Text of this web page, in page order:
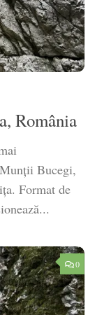
România
Bucegi,
Format de
0